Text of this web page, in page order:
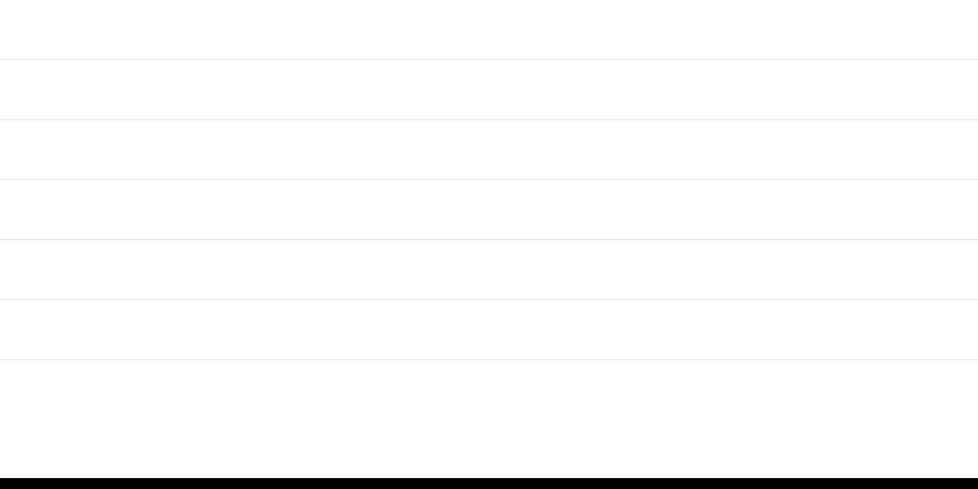
paseos familiares.
ofreciendo flexibilidad para
es perfecto para la ciudad.